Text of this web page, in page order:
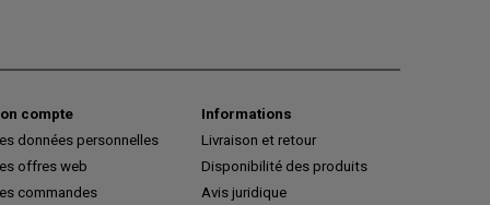
compte
données personnelles
offres web
commandes
Informations
Livraison et retour
Disponibilité des produits
Avis juridique